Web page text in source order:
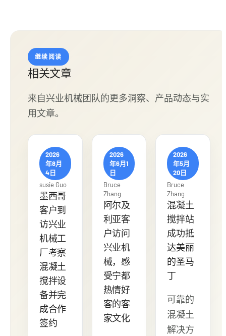
继续阅读
相关文章
来自兴业机械团队的更多洞察、产品动态与实
用文章。
2026
年8月
4日
susie Guo
墨西哥
客户到
访兴业
机械工
厂考察
混凝土
搅拌设
备并完
成合作
签约
2026
年6月1
日
Bruce
Zhang
阿尔及
利亚客
户访问
兴业机
械，感
受宁都
热情好
客的客
家文化
2026
年5月
20日
Bruce
Zhang
混凝土
搅拌站
成功抵
达美丽
的圣马
丁
可靠的
混凝土
解决方